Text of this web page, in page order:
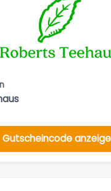
Gutscheincode